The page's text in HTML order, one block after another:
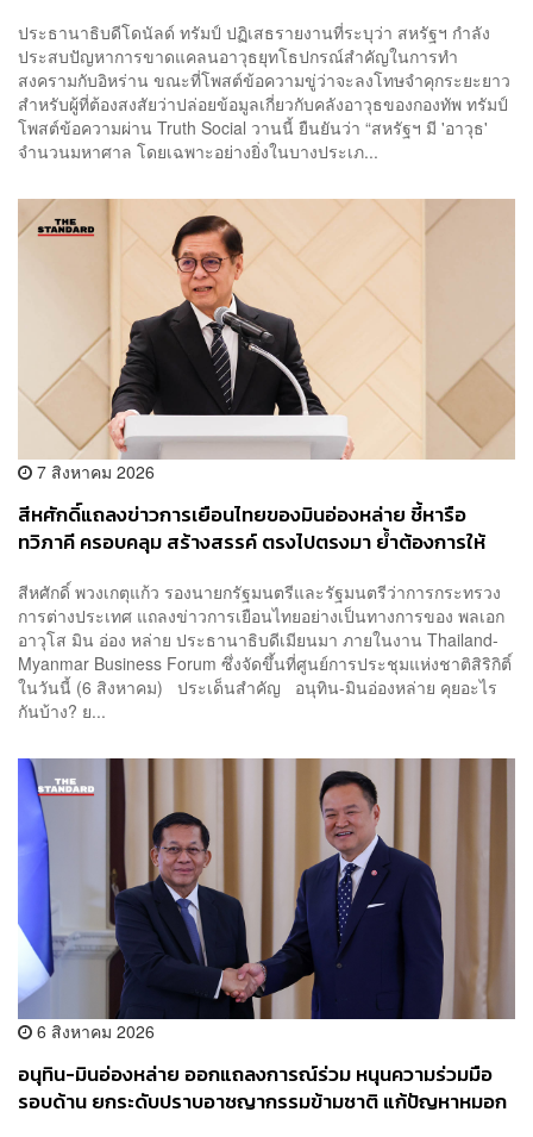
ประธานาธิบดีโดนัลด์ ทรัมป์ ปฏิเสธรายงานที่ระบุว่า สหรัฐฯ กำลัง
ประสบปัญหาการขาดแคลนอาวุธยุทโธปกรณ์สำคัญในการทำ
สงครามกับอิหร่าน ขณะที่โพสต์ข้อความขู่ว่าจะลงโทษจำคุกระยะยาว
สำหรับผู้ที่ต้องสงสัยว่าปล่อยข้อมูลเกี่ยวกับคลังอาวุธของกองทัพ ทรัมป์
โพสต์ข้อความผ่าน Truth Social วานนี้ ยืนยันว่า “สหรัฐฯ มี 'อาวุธ'
จำนวนมหาศาล โดยเฉพาะอย่างยิ่งในบางประเภ...
7 สิงหาคม 2026
สีหศักดิ์แถลงข่าวการเยือนไทยของมินอ่องหล่าย ชี้หารือ
ทวิภาคี ครอบคลุม สร้างสรรค์ ตรงไปตรงมา ย้ำต้องการให้
สีหศักดิ์ พวงเกตุแก้ว รองนายกรัฐมนตรีและรัฐมนตรีว่าการกระทรวง
การต่างประเทศ แถลงข่าวการเยือนไทยอย่างเป็นทางการของ พลเอก
อาวุโส มิน อ่อง หล่าย ประธานาธิบดีเมียนมา ภายในงาน Thailand-
Myanmar Business Forum ซึ่งจัดขึ้นที่ศูนย์การประชุมแห่งชาติสิริกิติ์
ในวันนี้ (6 สิงหาคม) ประเด็นสำคัญ อนุทิน-มินอ่องหล่าย คุยอะไร
กันบ้าง? ย...
6 สิงหาคม 2026
อนุทิน-มินอ่องหล่าย ออกแถลงการณ์ร่วม หนุนความร่วมมือ
รอบด้าน ยกระดับปราบอาชญากรรมข้ามชาติ แก้ปัญหาหมอก